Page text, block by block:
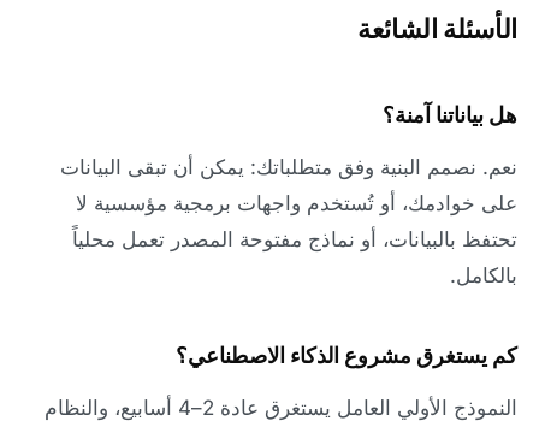
الأسئلة الشائعة
هل بياناتنا آمنة؟
نعم. نصمم البنية وفق متطلباتك: يمكن أن تبقى البيانات
على خوادمك، أو تُستخدم واجهات برمجية مؤسسية لا
تحتفظ بالبيانات، أو نماذج مفتوحة المصدر تعمل محلياً
بالكامل.
كم يستغرق مشروع الذكاء الاصطناعي؟
النموذج الأولي العامل يستغرق عادة 2–4 أسابيع، والنظام